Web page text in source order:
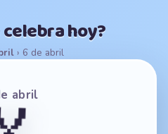
celebra hoy?
› 6 de abril
abril